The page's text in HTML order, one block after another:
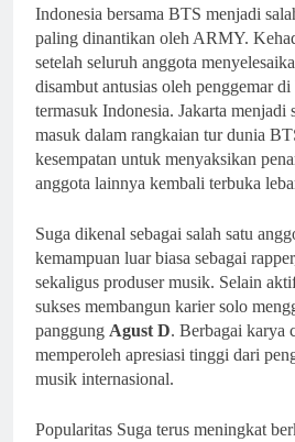
Indonesia bersama BTS menjadi
paling dinantikan oleh ARMY.
setelah seluruh anggota
disambut antusias oleh penggemar di
termasuk Indonesia. Jakarta menjadi
masuk dalam rangkaian tur dunia
kesempatan untuk menyaksikan
anggota lainnya kembali terbuka
Suga dikenal sebagai salah satu
kemampuan luar biasa sebagai
sekaligus produser musik. Selain
sukses membangun karier solo
panggung Agust D. Berbagai karya
memperoleh apresiasi tinggi dari
musik internasional.
Popularitas Suga terus meningkat